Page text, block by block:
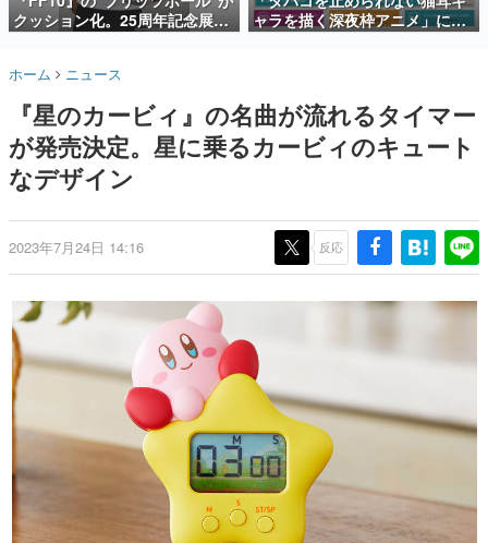
ど。多くの人々に読まれた、電ファミ渾身の“殿堂入り”記
事をまとめました。
名作ゲームクリエイターの方々に製作時のエピソードをお
きます。
赫本
の形をした短編ホラー小説集です。
これからのデジタルゲーム市場を担う若きクリエイター達
の姿を追い、彼らのルーツと情熱を探っていきます。
ゲーム世代の作家たち
ゲームに多大な影響を受けた作家さんに取材し、ゲームが
日本のコンテンツ産業やカルチャーに与えた影響を探る企
画です。
日本モバイルゲーム産業史
日本のモバイルゲーム史における主要なトピック・タイト
ルを網羅するほか、開発者へのインタビューや識者による
解説を掲載。約20年の歴史が一望できる決定版！
若ゲのいたり〜ゲームクリエイターの青春〜
『うつヌケ』『ペンと箸』等で知られるマンガ家・田中圭
一先生によるゲーム業界レポートマンガです。
クッション化。25周年記念展
「FINAL FANTASY X
ズ情報が一部公開
ャラを描く深夜枠アニメ」に視
聴者の一部から批判意見。違法
ホーム ニュース
『星のカービィ』の名曲が流れるタイマー
が発売決定。星に乗るカービィのキュート
なデザイン
2023年7月24日 14:16 反応